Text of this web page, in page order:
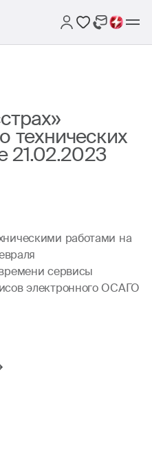
технических
21.02.2023
работами на
сервисы
электронного ОСАГО